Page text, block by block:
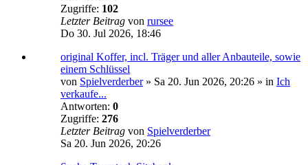
Zugriffe: 102
Letzter Beitrag von rursee
Do 30. Jul 2026, 18:46
original Koffer, incl. Träger und aller Anbauteile, sowie
einem Schlüssel
von Spielverderber» Sa 20. Jun 2026, 20:26 » in Ich
verkaufe...
Antworten: 0
Zugriffe: 276
Letzter Beitrag von Spielverderber
Sa 20. Jun 2026, 20:26